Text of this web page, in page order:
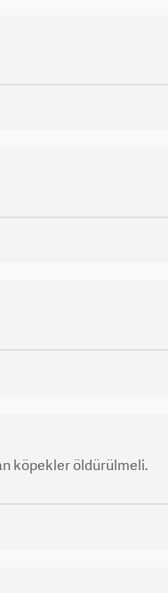
köpekler öldürülmeli.